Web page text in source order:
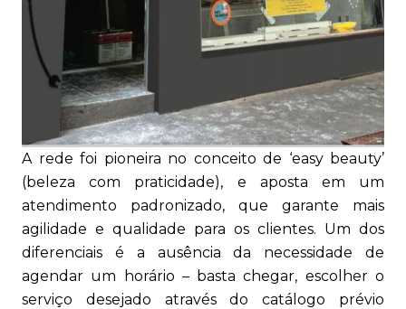
A rede foi pioneira no conceito de ‘easy beauty’
(beleza com praticidade), e aposta em um
atendimento padronizado, que garante mais
agilidade e qualidade para os clientes. Um dos
diferenciais é a ausência da necessidade de
agendar um horário – basta chegar, escolher o
serviço desejado através do catálogo prévio